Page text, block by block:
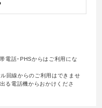
電話･PHSからはご利用にな
回線からのご利用はできませ
る電話機からおかけくださ